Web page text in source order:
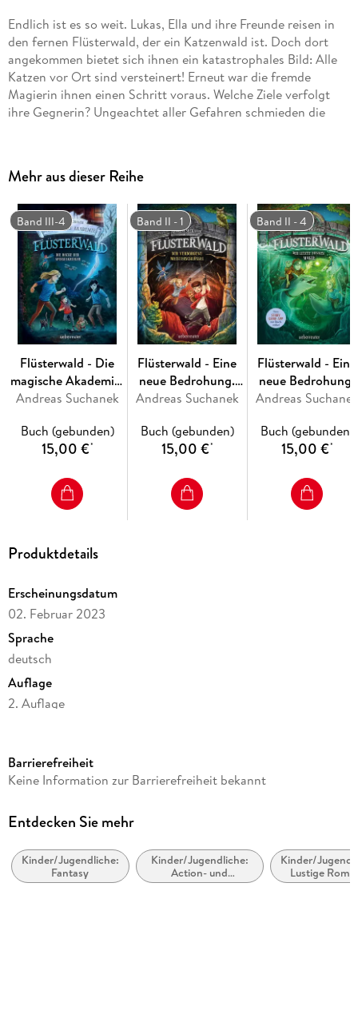
Endlich ist es so weit. Lukas, Ella und ihre Freunde reisen in
den fernen Flüsterwald, der ein Katzenwald ist. Doch dort
angekommen bietet sich ihnen ein katastrophales Bild: Alle
Katzen vor Ort sind versteinert! Erneut war die fremde
Magierin ihnen einen Schritt voraus. Welche Ziele verfolgt
ihre Gegnerin? Ungeachtet aller Gefahren schmieden die
Mehr aus dieser Reihe
Band III-4
Flüsterwald - Die
magische Akademie.
Die Rache der
(Flüsterwald, Bd. III-
4)
Andreas Suchanek
Buch (gebunden)
15,00 €*
Band II - 1
Flüsterwald - Eine
neue Bedrohung.
Der verborgene
(Flüsterwald, Staffel
II, Bd. 1)
Andreas Suchanek
Buch (gebunden)
15,00 €*
Band II - 4
Flüsterwald - Eine
neue Bedrohung.
Der letzte Funken
Farbschnitt nur in
der 1. Auflage!
II, Bd. 4)
Andreas Suchanek
Buch (gebunden)
15,00 €*
Produktdetails
Erscheinungsdatum
02. Februar 2023
Sprache
deutsch
Auflage
2. Auflage
Altersempfehlung
Reihe
Autor/Autorin
Andreas Suchanek
Barrierefreiheit
Keine Information zur Barrierefreiheit bekannt
Entdecken Sie mehr
Kinder/Jugendliche:
Fantasy
Kinder/Jugendliche:
Action- und
Abenteuergeschichten
Kinder/
Lustige